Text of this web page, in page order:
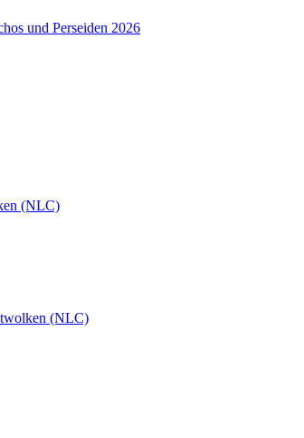
und Perseiden 2026
(NLC)
(NLC)